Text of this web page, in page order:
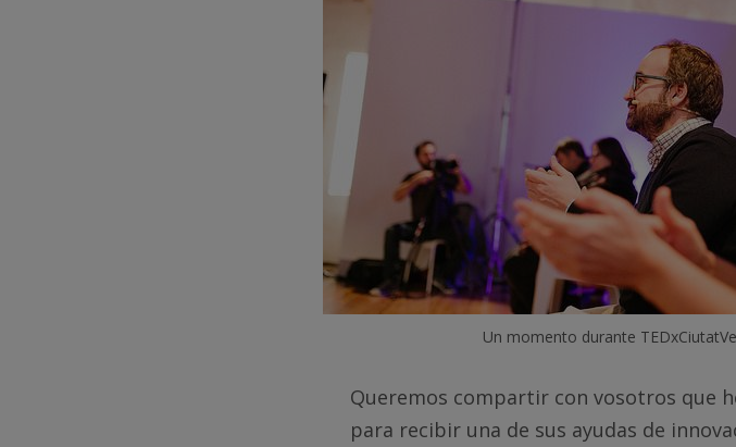
Un momento durante
Queremos compartir con vosotros que
para recibir una de sus ayudas de